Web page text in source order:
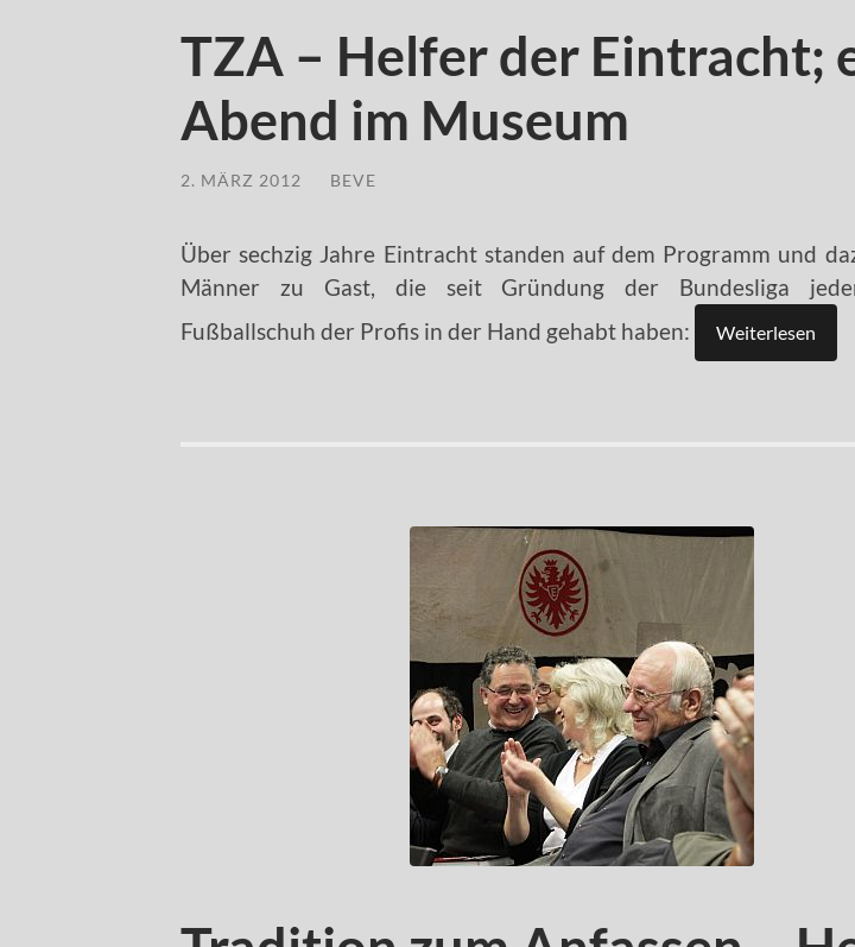
TZA – Helfer der Eintracht;
Abend im Museum
2. MÄRZ 2012 BEVE
Über sechzig Jahre Eintracht standen auf dem Programm und
Männer zu Gast, die seit Gründung der Bundesliga
Fußballschuh der Profis in der Hand gehabt haben:
Weiterlesen